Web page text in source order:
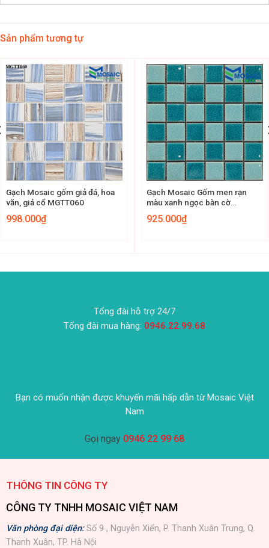
Sản phẩm tương tự
Gạch Mosaic gốm giả đá, hoa
văn, giả cổ MGTT060
998.000₫
Gạch Mosaic Gốm men rạn
màu xanh ngọc bàn cờ
48x48x6mm MG48-19
925.000₫
Tổng đài hỗ trợ 24/7
Tổng đài mua hàng: 0946.22.99.68
Bạn có muốn nhận được khuyến mãi hấp dẫn từ Mosaic Việt
Nam
Gọi ngay 0946 22 99 68
THÔNG TIN CÔNG TY
CÔNG TY TNHH MOSAIC VIỆT NAM
Văn phòng đại diện:Số 9 , Nguyễn Xiển, P. Thanh Xuân Trung, Q.
Thanh Xuân, TP. Hà Nội